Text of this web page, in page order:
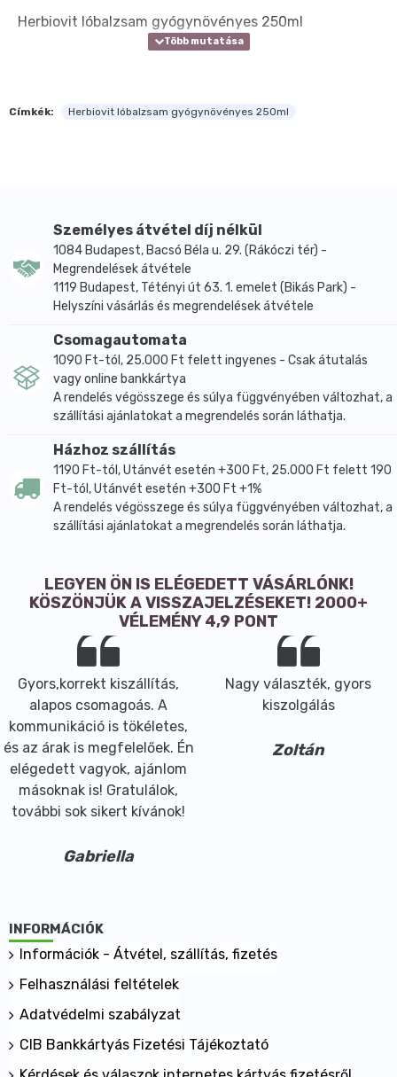
Herbiovit lóbalzsam gyógynövényes 250ml
Címkék: Herbiovit lóbalzsam gyógynövényes 250ml
Személyes átvétel díj nélkül
1084 Budapest, Bacsó Béla u. 29. (Rákóczi tér) -
Megrendelések átvétele
1119 Budapest, Tétényi út 63. 1. emelet (Bikás Park) -
Helyszíni vásárlás és megrendelések átvétele
Csomagautomata
1090 Ft-tól, 25.000 Ft felett ingyenes - Csak átutalás
vagy online bankkártya
A rendelés végösszege és súlya függvényében változhat, a
szállítási ajánlatokat a megrendelés során láthatja.
Házhoz szállítás
1190 Ft-tól, Utánvét esetén +300 Ft, 25.000 Ft felett 190
Ft-tól, Utánvét esetén +300 Ft +1%
A rendelés végösszege és súlya függvényében változhat, a
szállítási ajánlatokat a megrendelés során láthatja.
LEGYEN ÖN IS ELÉGEDETT VÁSÁRLÓNK!
KÖSZÖNJÜK A VISSZAJELZÉSEKET! 2000+
VÉLEMÉNY 4,9 PONT
Gyors,korrekt kiszállítás,
alapos csomagoás. A
kommunikáció is tökéletes,
és az árak is megfelelőek. Én
elégedett vagyok, ajánlom
másoknak is! Gratulálok,
további sok sikert kívánok!
Gabriella
Nagy választék, gyors
kiszolgálás
Zoltán
INFORMÁCIÓK
Információk - Átvétel, szállítás, fizetés
Felhasználási feltételek
Adatvédelmi szabályzat
CIB Bankkártyás Fizetési Tájékoztató